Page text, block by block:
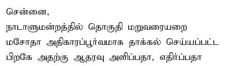
சென்னை,
நாடாளுமன்றத்தில் தொகுதி மறுவரையறை
மசோதா அதிகாரப்பூர்வமாக தாக்கல் செய்யப்பட்ட
பிறகே அதற்கு ஆதரவு அளிப்பதா, எதிர்ப்பதா